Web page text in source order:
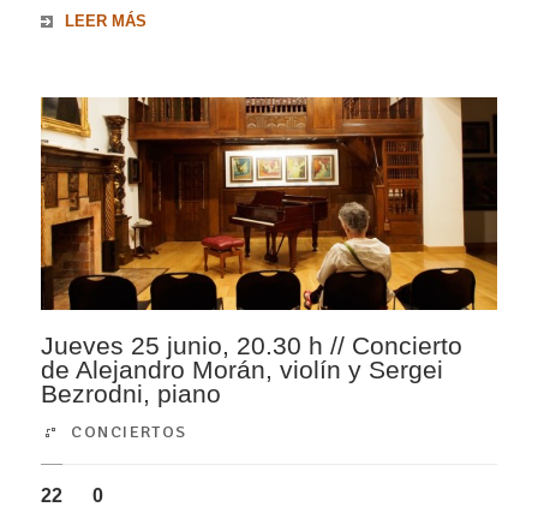
LEER MÁS
Jueves 25 junio, 20.30 h // Concierto
de Alejandro Morán, violín y Sergei
Bezrodni, piano
CONCIERTOS
22 0